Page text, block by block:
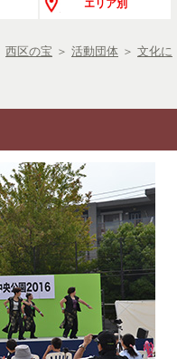
エリア別
西区の宝 ＞ 活動団体 ＞ 文化に